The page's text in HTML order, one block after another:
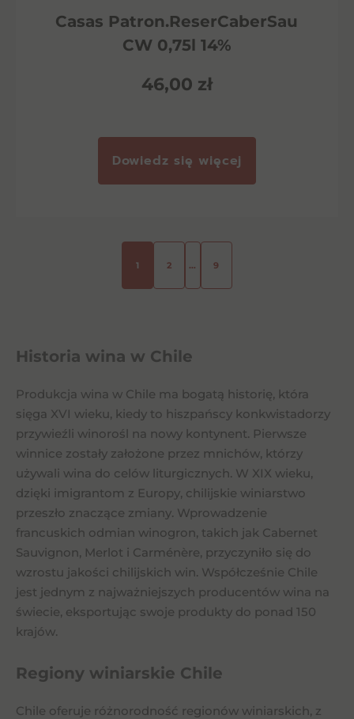
Casas Patron.ReserCaberSau
CW 0,75l 14%
46,00 zł
Dowiedz się więcej
1 2 … 9
Historia wina w Chile
Produkcja wina w Chile ma bogatą historię, która
sięga XVI wieku, kiedy to hiszpańscy konkwistadorzy
przywieźli winorośl na nowy kontynent. Pierwsze
winnice zostały założone przez mnichów, którzy
używali wina do celów liturgicznych. W XIX wieku,
dzięki imigrantom z Europy, chilijskie winiarstwo
przeszło znaczące zmiany. Wprowadzenie
francuskich odmian winogron, takich jak Cabernet
Sauvignon, Merlot i Carménère, przyczyniło się do
wzrostu jakości chilijskich win. Współcześnie Chile
jest jednym z najważniejszych producentów wina na
świecie, eksportując swoje produkty do ponad 150
krajów.
Regiony winiarskie Chile
Chile oferuje różnorodność regionów winiarskich, z